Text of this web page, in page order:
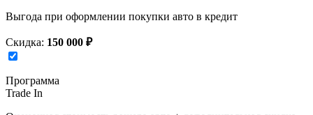
Выгода при оформлении покупки авто в кредит
Скидка: 150 000 ₽
Программа
Trade In